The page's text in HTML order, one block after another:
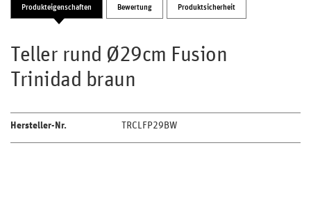
Produkteigenschaften Bewertung Produktsicherheit
Teller rund Ø29cm Fusion
Trinidad braun
Hersteller-Nr. TRCLFP29BW